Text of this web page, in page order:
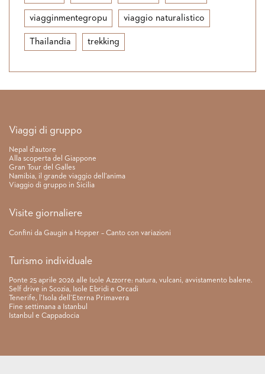
viagginmentegropu viaggio naturalistico
Thailandia trekking
Link rapidi
Viaggi di gruppo
Nepal d’autore
Alla scoperta del Giappone
Gran Tour del Galles
Namibia, il grande viaggio dell’anima
Viaggio di gruppo in Sicilia
Visite giornaliere
Confini da Gaugin a Hopper – Canto con variazioni
Turismo individuale
Ponte 25 aprile 2026 alle Isole Azzorre: natura, vulcani, avvistamento balene.
Self drive in Scozia, Isole Ebridi e Orcadi
Tenerife, l’Isola dell’Eterna Primavera
Fine settimana a Istanbul
Istanbul e Cappadocia